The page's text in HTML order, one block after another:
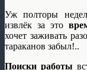
Уж полторы
извлёк за это
хочет заживать
тараканов забыл!..
Поиски работы